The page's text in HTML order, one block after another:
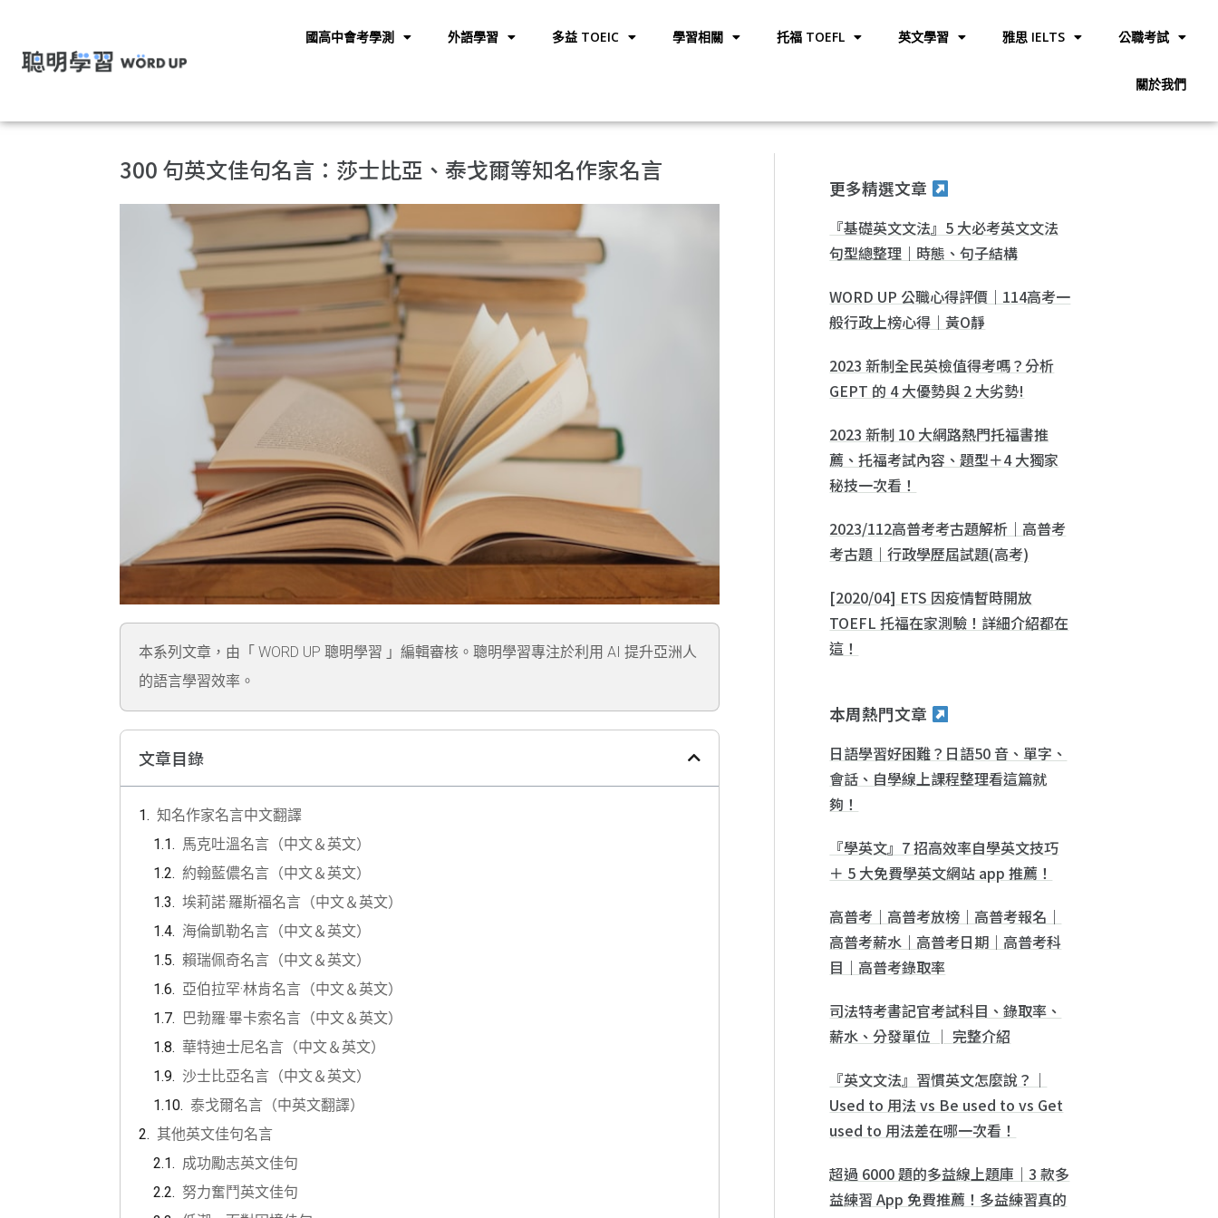
國高中會考學測 外語學習 多益 TOEIC 學習相關 托福 TOEFL 英文學習 雅思 IELTS 公職考試
關於我們
300 句英文佳句名言：莎士比亞、泰戈爾等知名作家名言
本系列文章，由「 WORD UP 聰明學習 」編輯審核。聰明學習專注於利用 AI 提升亞洲人
的語言學習效率。
文章目錄
知名作家名言中文翻譯
馬克吐溫名言（中文＆英文）
約翰藍儂名言（中文＆英文）
埃莉諾·羅斯福名言（中文＆英文）
海倫凱勒名言（中文＆英文）
賴瑞佩奇名言（中文＆英文）
亞伯拉罕·林肯名言（中文＆英文）
巴勃羅·畢卡索名言（中文＆英文）
華特迪士尼名言（中文＆英文）
沙士比亞名言（中文＆英文）
泰戈爾名言（中英文翻譯）
其他英文佳句名言
成功勵志英文佳句
努力奮鬥英文佳句
更多精選文章
『基礎英文文法』5 大必考英文文法
句型總整理｜時態、句子結構
WORD UP 公職心得評價｜114高考一
般行政上榜心得｜黃O靜
2023 新制全民英檢值得考嗎？分析
GEPT 的 4 大優勢與 2 大劣勢!
2023 新制 10 大網路熱門托福書推
薦、托福考試內容、題型＋4 大獨家
秘技一次看！
2023/112高普考考古題解析｜高普考
考古題｜行政學歷屆試題(高考)
[2020/04] ETS 因疫情暫時開放
TOEFL 托福在家測驗！詳細介紹都在
這！
本周熱門文章
日語學習好困難？日語50 音、單字、
會話、自學線上課程整理看這篇就
夠！
『學英文』7 招高效率自學英文技巧
＋ 5 大免費學英文網站 app 推薦！
高普考｜高普考放榜｜高普考報名｜
高普考薪水｜高普考日期｜高普考科
目｜高普考錄取率
司法特考書記官考試科目、錄取率、
薪水、分發單位 │ 完整介紹
『英文文法』習慣英文怎麼說？｜
Used to 用法 vs Be used to vs Get
used to 用法差在哪一次看！
超過 6000 題的多益線上題庫｜3 款多
益練習 App 免費推薦！多益練習真的